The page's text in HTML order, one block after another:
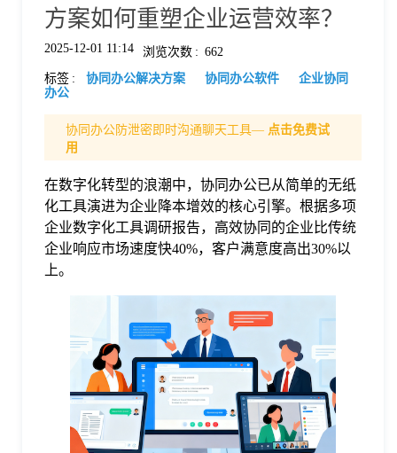
格
方案如何重塑企业运营效率？
2025-12-01 11:14 浏览次数 : 662
标签 : 协同办公解决方案 协同办公软件
企业协同
办公
协同办公防泄密即时沟通聊天工具— 点击免费试
用
在数字化转型的浪潮中，协同办公已从简单的无纸
化工具演进为企业降本增效的核心引擎。根据多项
企业数字化工具调研报告，高效协同的企业比传统
企业响应市场速度快40%，客户满意度高出30%以
上。